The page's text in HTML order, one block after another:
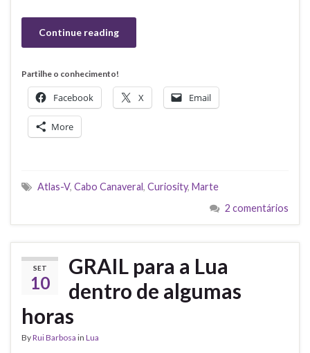
Continue reading
Partilhe o conhecimento!
Facebook X Email
More
Atlas-V, Cabo Canaveral, Curiosity, Marte
2 comentários
SET
10
GRAIL para a Lua
dentro de algumas
horas
ByRui Barbosa in Lua